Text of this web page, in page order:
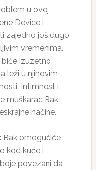
u ovoj
Device i
zajedno još dugo
vremenima.
biće izuzetno
leži u njihovim
Intimnost i
muškarac Rak
načine.
Rak omogućiće
kod kuće i
povezani da